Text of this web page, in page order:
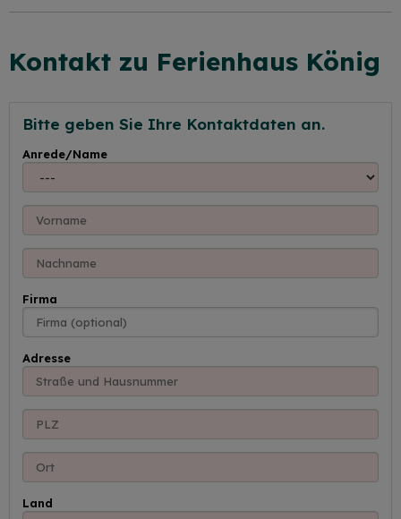
Kontakt zu Ferienhaus König
Bitte geben Sie Ihre Kontaktdaten an.
Anrede/Name
Firma
Adresse
Land